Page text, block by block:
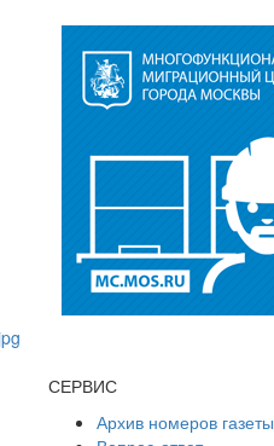
СЕРВИС
Архив номеров газеты